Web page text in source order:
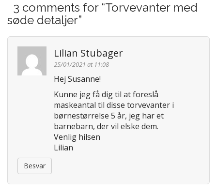
a
v
3 comments for “Torvevanter med
søde detaljer”
Lilian Stubager
25/01/2021 at 11:08
Hej Susanne!
Kunne jeg få dig til at foreslå
maskeantal til disse torvevanter i
børnestørrelse 5 år, jeg har et
barnebarn, der vil elske dem.
Venlig hilsen
Lilian
Besvar